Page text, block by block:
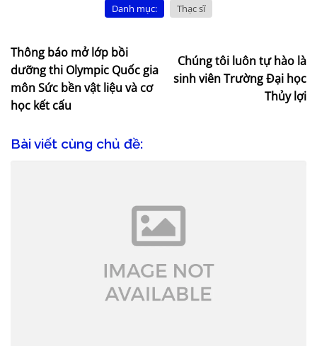
Danh mục: Thạc sĩ
Thông báo mở lớp bồi
dưỡng thi Olympic Quốc gia
môn Sức bền vật liệu và cơ
học kết cấu
Chúng tôi luôn tự hào là
sinh viên Trường Đại học
Thủy lợi
Bài viết cùng chủ đề: